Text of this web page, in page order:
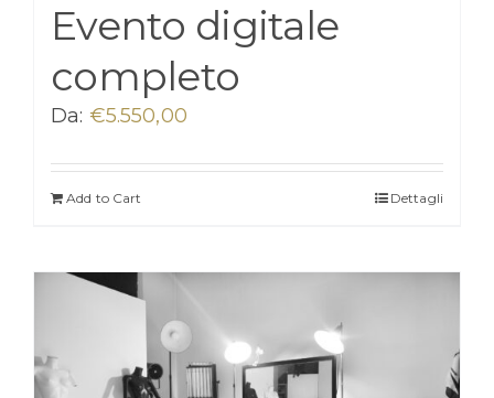
Evento digitale
completo
Da: €5.550,00
Add to Cart Dettagli